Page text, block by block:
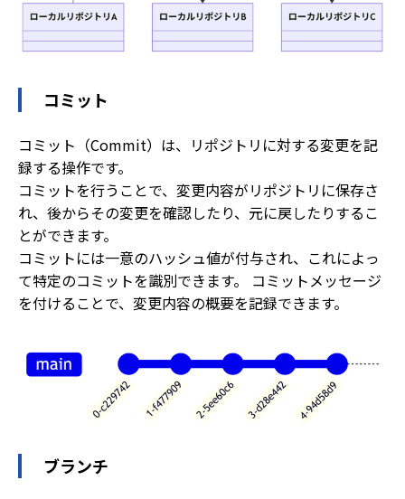
コミット
コミット（Commit）は、リポジトリに対する変更を記
録する操作です。
コミットを行うことで、変更内容がリポジトリに保存さ
れ、後からその変更を確認したり、元に戻したりするこ
とができます。
コミットには一意のハッシュ値が付与され、これによっ
て特定のコミットを識別できます。 コミットメッセージ
を付けることで、変更内容の概要を記録できます。
ブランチ